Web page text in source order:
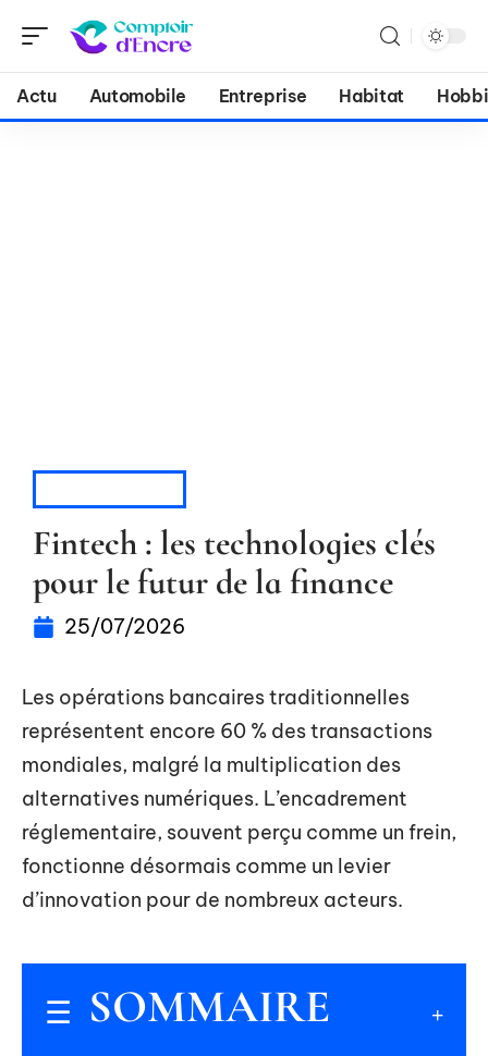
Actu Automobile Entreprise Habitat
Fintech : les technologies clés
pour le futur de la finance
25/07/2026
Les opérations bancaires traditionnelles
représentent encore 60 % des transactions
mondiales, malgré la multiplication des
alternatives numériques. L’encadrement
réglementaire, souvent perçu comme un frein,
fonctionne désormais comme un levier
d’innovation pour de nombreux acteurs.
SOMMAIRE